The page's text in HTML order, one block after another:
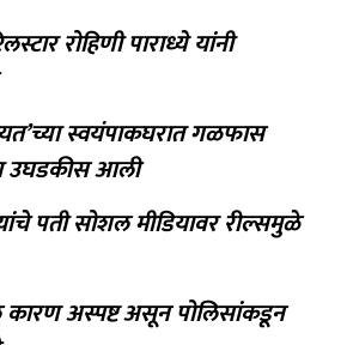
रोहिणी पाराध्ये यांनी
स्वयंपाकघरात गळफास
उघडकीस आली
पती सोशल मीडियावर रील्समुळे
अस्पष्ट असून पोलिसांकडून